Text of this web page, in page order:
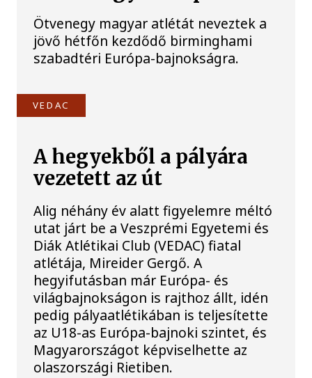
Ötvenegy magyar atlétát neveztek a
jövő hétfőn kezdődő birminghami
szabadtéri Európa-bajnokságra.
VEDAC
A hegyekből a pályára
vezetett az út
Alig néhány év alatt figyelemre méltó
utat járt be a Veszprémi Egyetemi és
Diák Atlétikai Club (VEDAC) fiatal
atlétája, Mireider Gergő. A
hegyifutásban már Európa- és
világbajnokságon is rajthoz állt, idén
pedig pályaatlétikában is teljesítette
az U18-as Európa-bajnoki szintet, és
Magyarországot képviselhette az
olaszországi Rietiben.